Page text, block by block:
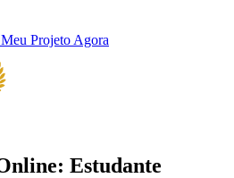
Projeto Agora
Estudante